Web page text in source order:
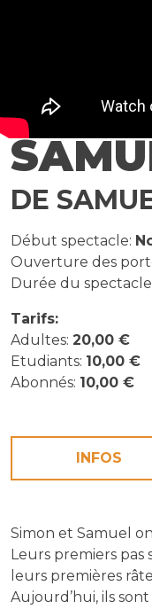
DE
Début spectacle:
Ouverture des
Durée du
Tarifs:
Adultes: 20,00 €
Etudiants: 10,00 €
Abonnés: 10,00 €
INFOS
Simon et Samuel
Leurs premiers pas
leurs premières
Aujourd’hui, ils